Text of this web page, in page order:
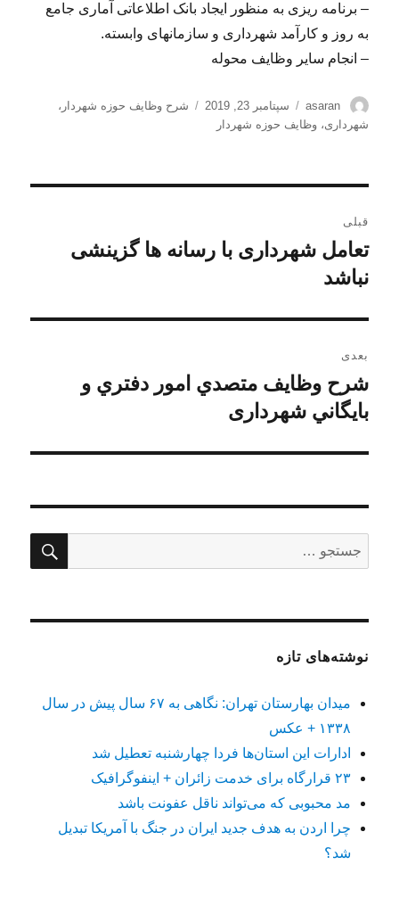
– برنامه ریزی به منظور ایجاد بانک اطلاعاتی آماری جامع
به روز و کارآمد شهرداری و سازمانهای وابسته.
– انجام سایر وظایف محوله
نویسنده
asaran
ارسال
شده
سپتامبر 23, 2019 برچسب‌ها
شرح وظایف حوزه شهردار ،
شهرداری،وظایف حوزه شهردار
نوشته
قبلی
نوشته
قبلی:
تعامل شهرداری با رسانه ها گزینشی
نباشد
بعدی
نوشته
بعدی:
شرح وظايف متصدي امور دفتري و
بايگاني شهرداری
برای:
نوشته‌های تازه
میدان بهارستان تهران: نگاهی به ۶۷ سال پیش در سال
۱۳۳۸ + عکس
ادارات این استان‌ها فردا چهارشنبه تعطیل شد
۲۳ قرارگاه برای خدمت زائران + اینفوگرافیک
مد محبوبی که می‌تواند ناقل عفونت باشد
چرا اردن به هدف جدید ایران در جنگ با آمریکا تبدیل
شد؟